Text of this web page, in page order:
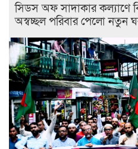
সিডস অফ সাদাকার কল্যাণে
অস্বচ্ছল পরিবার পেলো নতুন